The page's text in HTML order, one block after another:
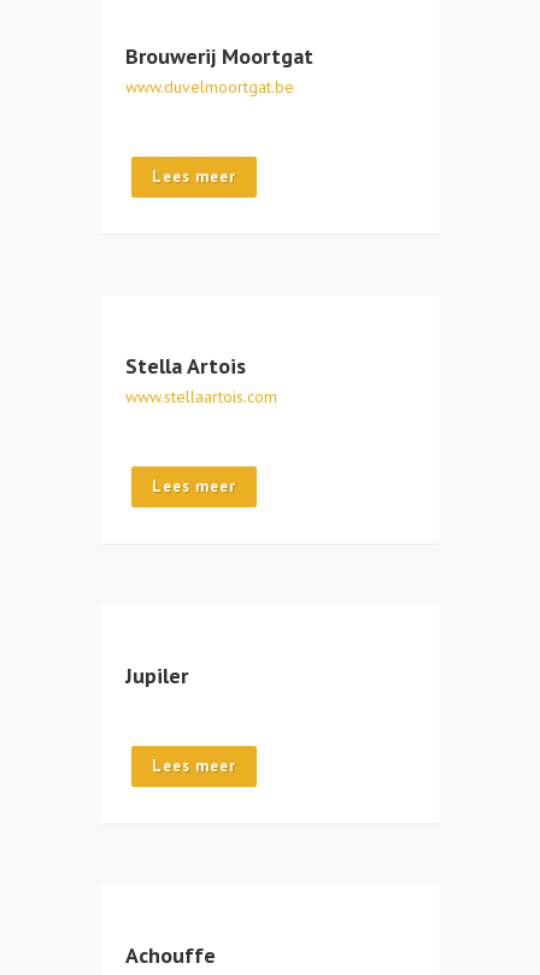
Brouwerij Moortgat
www.duvelmoortgat.be
Lees meer
Stella Artois
www.stellaartois.com
Lees meer
Jupiler
Lees meer
Achouffe